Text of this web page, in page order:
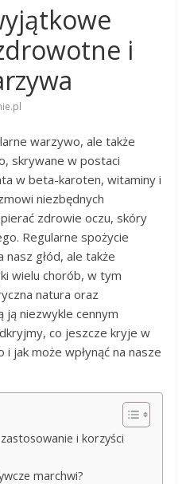
i
warzywo, ale także
skrywane w postaci
w beta-karoten, witaminy i
niezbędnych
zdrowie oczu, skóry
Regularne spożycie
głód, ale także
wielu chorób, w tym
natura oraz
ją niezwykle cennym
co jeszcze kryje w
jak może wpłynąć na nasze
i korzyści
marchwi?